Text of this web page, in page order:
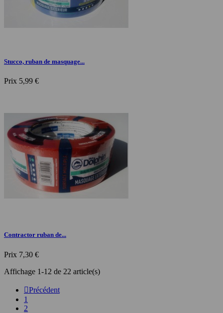
Stucco, ruban de masquage...
Prix 5,99 €
Contractor ruban de...
Prix 7,30 €
Affichage 1-12 de 22 article(s)
Précédent
1
2